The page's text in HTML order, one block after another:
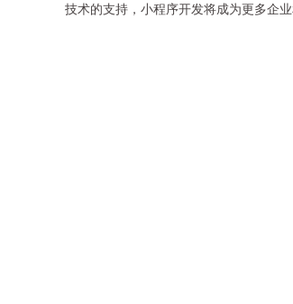
技术的支持，小程序开发将成为更多企业